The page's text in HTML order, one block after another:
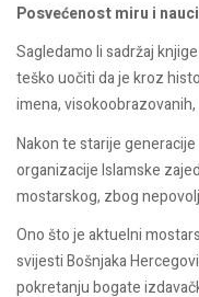
Posvećenost miru i nauci
Sagledamo li sadržaj knjige
teško uočiti da je kroz
imena,
Nakon te starije
organizacije Islamske
mostarskog, zbog
Ono što je aktuelni
svijesti Bošnjaka
pokretanju bogate